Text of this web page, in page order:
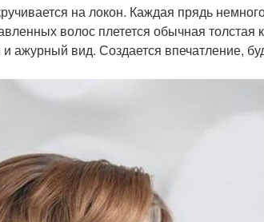
на локон. Каждая прядь
волос плетется обычная толстая
ажурный вид. Создается впечатление,